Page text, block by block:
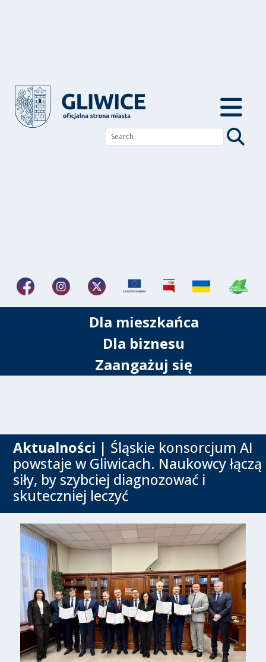
Dla mieszkańca
Dla biznesu
Zaangażuj się
Aktualności | Śląskie konsorcjum AI
powstaje w Gliwicach. Naukowcy łączą
siły, by szybciej diagnozować i
skuteczniej leczyć